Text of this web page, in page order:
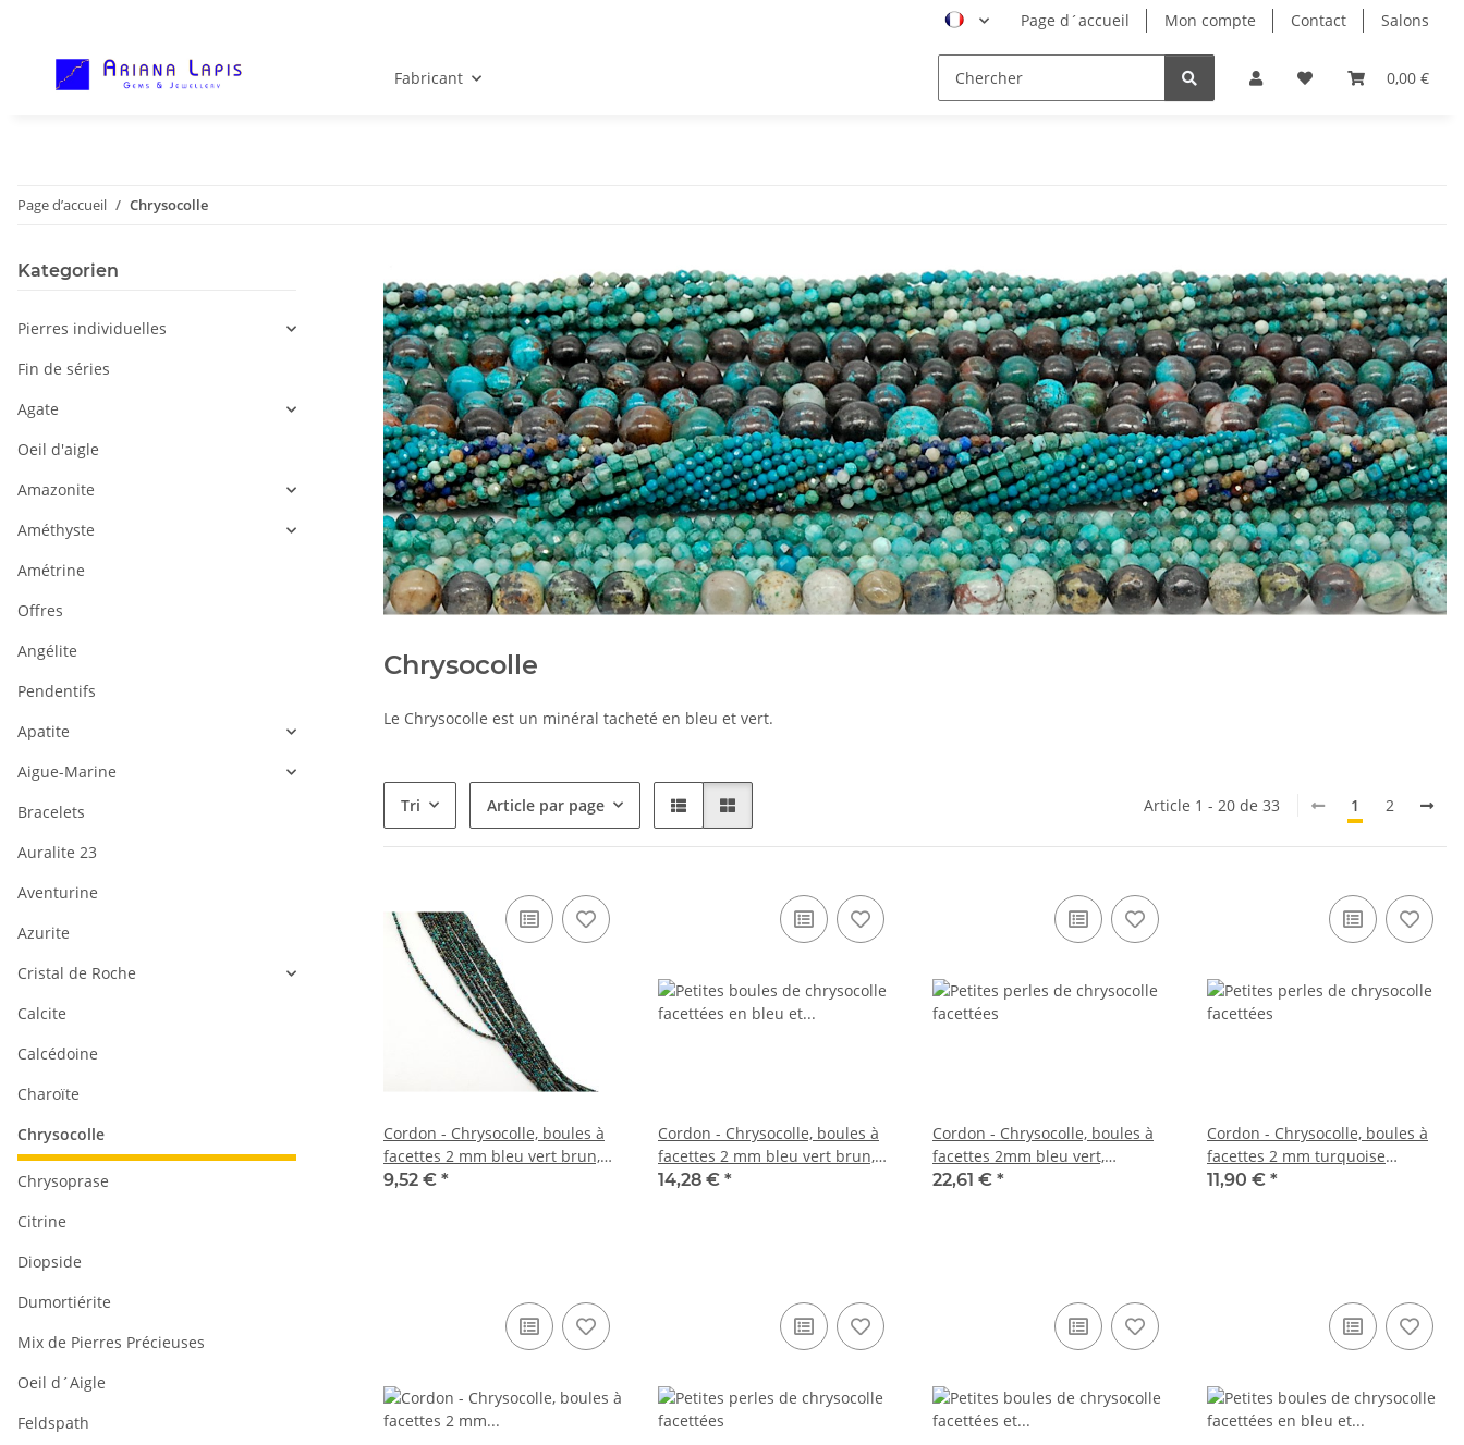
Page d´accueil Mon compte Contact Salons
0,00 €
Fabricant
Page d’accueil Chrysocolle
Chrysocolle
Le Chrysocolle est un minéral tacheté en bleu et vert.
Tri Article par page Article 1 - 20 de 33 1 2
Cordon - Chrysocolle, boules à
facettes 2 mm bleu vert brun,
longueur 38,5 cm /6762
9,52 € *
Cordon - Chrysocolle, boules à
facettes 2 mm bleu vert brun,
longueur 39 cm /6765
14,28 € *
Cordon - Chrysocolle, boules à
facettes 2mm bleu vert,
longueur 39cm /1124
22,61 € *
Cordon - Chrysocolle, boules à
facettes 2 mm turquoise
marron, longueur 39,5 cm /3896
11,90 € *
Kategorien
Pierres individuelles
Fin de séries
Agate
Oeil d'aigle
Amazonite
Améthyste
Amétrine
Offres
Angélite
Pendentifs
Apatite
Aigue-Marine
Bracelets
Auralite 23
Aventurine
Azurite
Cristal de Roche
Calcite
Calcédoine
Charoïte
Chrysocolle
Chrysoprase
Citrine
Diopside
Dumortiérite
Mix de Pierres Précieuses
Oeil d´Aigle
Feldspath